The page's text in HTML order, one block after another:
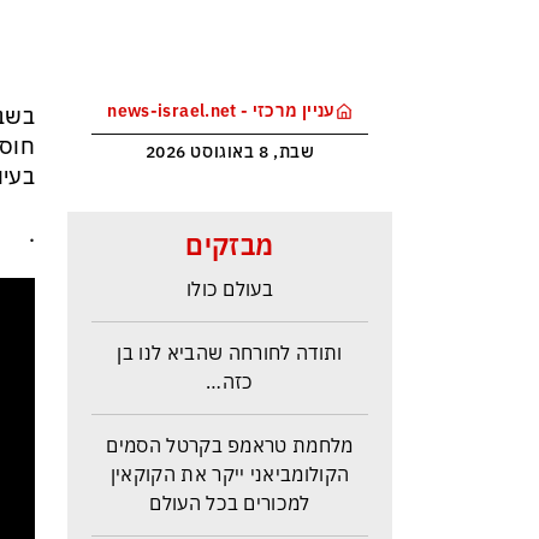
עניין מרכזי - news-israel.net
שבת, 8 באוגוסט 2026
מבזקים
מסין ולשמור במקביל על הבכורה
בעולם כולו
ותודה לחורחה שהביא לנו בן
כזה…
מלחמת טראמפ בקרטל הסמים
הקולומביאני ייקר את הקוקאין
למכורים בכל העולם
.